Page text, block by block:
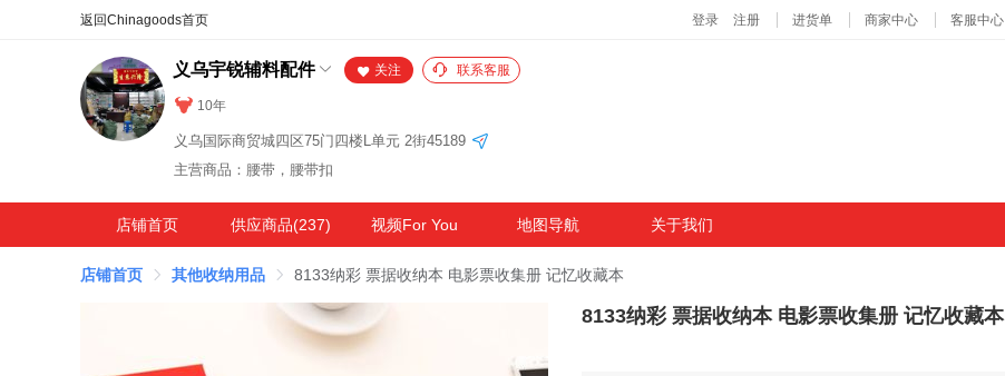
义乌宇锐辅料配件
10年
关注 联系客服
义乌国际商贸城四区75门四楼L单元 2街45189
主营商品：腰带，腰带扣
店铺首页 供应商品(237) 视频For You 地图导航 关于我们
店铺首页 其他收纳用品 8133纳彩 票据收纳本 电影票收集册 记忆收藏本
8133纳彩 票据收纳本 电影票收集册 记忆收藏本